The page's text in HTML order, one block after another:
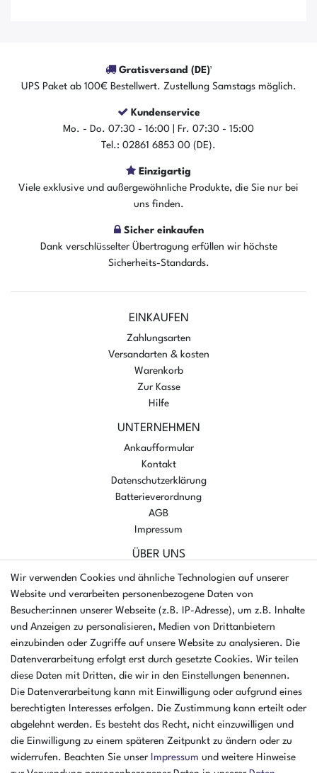
Der Artikel ist sofort verfügbar
In den Warenkorb
Gratisversand (DE)¹
UPS Paket ab 100€ Bestellwert. Zustellung Samstags möglich.
Kundenservice
Mo. - Do. 07:30 - 16:00 | Fr. 07:30 - 15:00
Tel.: 02861 6853 00 (DE).
Einzigartig
Viele exklusive und außergewöhnliche Produkte, die Sie nur bei
uns finden.
Sicher einkaufen
Dank verschlüsselter Übertragung erfüllen wir höchste
Sicherheits-Standards.
EINKAUFEN
Zahlungsarten
Versandarten & kosten
Warenkorb
Zur Kasse
Hilfe
UNTERNEHMEN
Ankaufformular
Kontakt
Datenschutzerklärung
Batterieverordnung
AGB
Impressum
ÜBER UNS
AMIKON GMBH
Einsteinstr. 8a
46325 Borken
Deutschland
Öffnungszeiten Montag - Donnerstag
07:30 - 16:00 Uhr
Öffnungszeiten Freitag
07:30 - 15:00 Uhr
ZAHLUNGSARTEN
Wir verwenden Cookies und ähnliche Technologien auf unserer
Website und verarbeiten personenbezogene Daten von
Besucher:innen unserer Webseite (z.B. IP-Adresse), um z.B. Inhalte
und Anzeigen zu personalisieren, Medien von Drittanbietern
einzubinden oder Zugriffe auf unsere Website zu analysieren. Die
Datenverarbeitung erfolgt erst durch gesetzte Cookies. Wir teilen
diese Daten mit Dritten, die wir in den Einstellungen benennen.
Die Datenverarbeitung kann mit Einwilligung oder aufgrund eines
berechtigten Interesses erfolgen. Die Zustimmung kann erteilt oder
abgelehnt werden. Es besteht das Recht, nicht einzuwilligen und
die Einwilligung zu einem späteren Zeitpunkt zu ändern oder zu
widerrufen. Beachten Sie unser Impressum und weitere Hinweise